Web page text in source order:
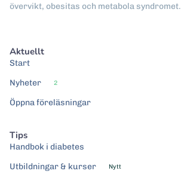
övervikt, obesitas och metabola syndromet.
Aktuellt
Start
Nyheter
2
Öppna föreläsningar
Tips
Handbok i diabetes
Utbildningar & kurser
Nytt